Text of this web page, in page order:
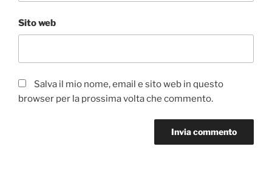
Sito web
Salva il mio nome, email e sito web in questo
browser per la prossima volta che commento.